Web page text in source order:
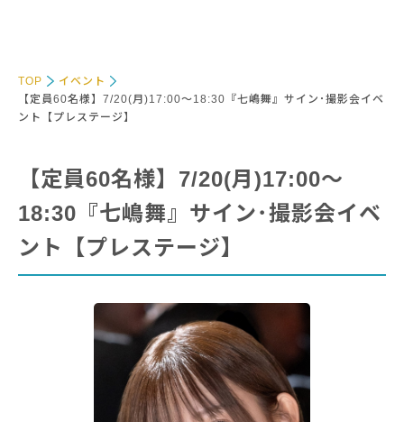
TOP
イベント
【定員60名様】7/20(月)17:00～18:30『七嶋舞』サイン･撮影会イベ
ント【プレステージ】
【定員60名様】7/20(月)17:00～
18:30『七嶋舞』サイン･撮影会イベ
ント【プレステージ】